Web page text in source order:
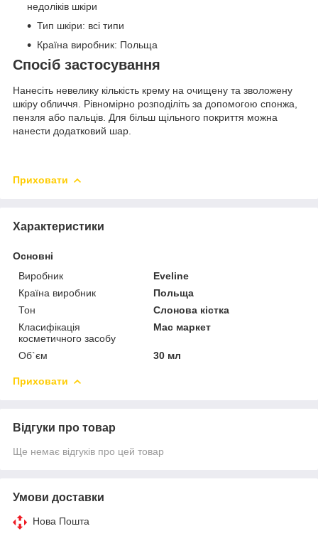
недоліків шкіри
Тип шкіри: всі типи
Країна виробник: Польща
Спосіб застосування
Нанесіть невелику кількість крему на очищену та зволожену
шкіру обличчя. Рівномірно розподіліть за допомогою спонжа,
пензля або пальців. Для більш щільного покриття можна
нанести додатковий шар.
Приховати
Характеристики
Основні
Виробник
Eveline
Країна виробник
Польща
Тон
Слонова кістка
Класифікація
косметичного засобу
Мас маркет
Об`єм 30 мл
Приховати
Відгуки про товар
Ще немає відгуків про цей товар
Умови доставки
Нова Пошта